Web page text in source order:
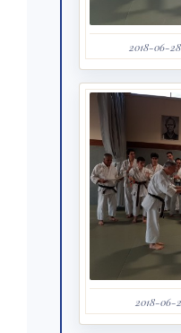
2018-06-
2018-06-